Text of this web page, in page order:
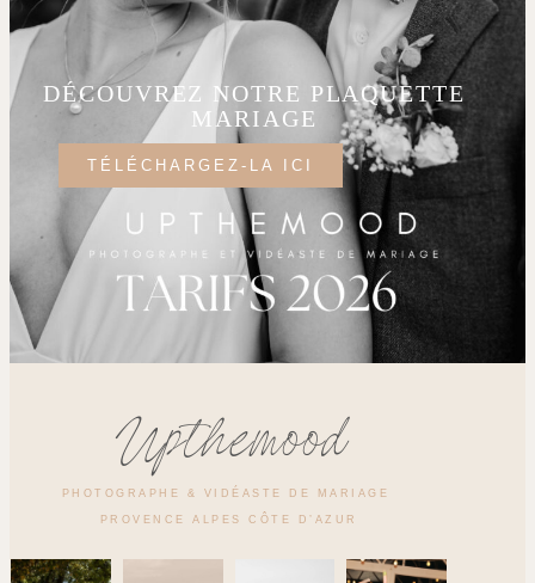
DÉCOUVREZ NOTRE PLAQUETTE
MARIAGE
TÉLÉCHARGEZ-LA ICI
Upthemood
PHOTOGRAPHE & VIDÉASTE DE MARIAGE
PROVENCE ALPES CÔTE D’AZUR